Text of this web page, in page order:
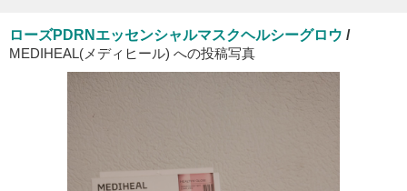
ローズPDRNエッセンシャルマスクヘルシーグロウ /
MEDIHEAL(メディヒール) への投稿写真